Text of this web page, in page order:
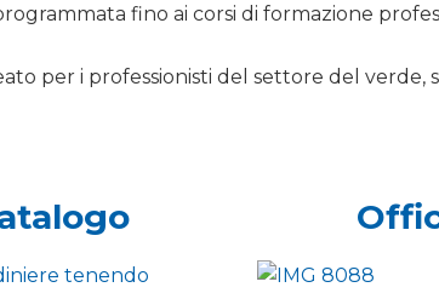
fino ai corsi di formazione
per i professionisti del settore del